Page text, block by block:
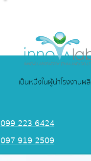
099 223 6424
097 919 2509
เป็นหนึ่งในผู้นำโรงงานผ